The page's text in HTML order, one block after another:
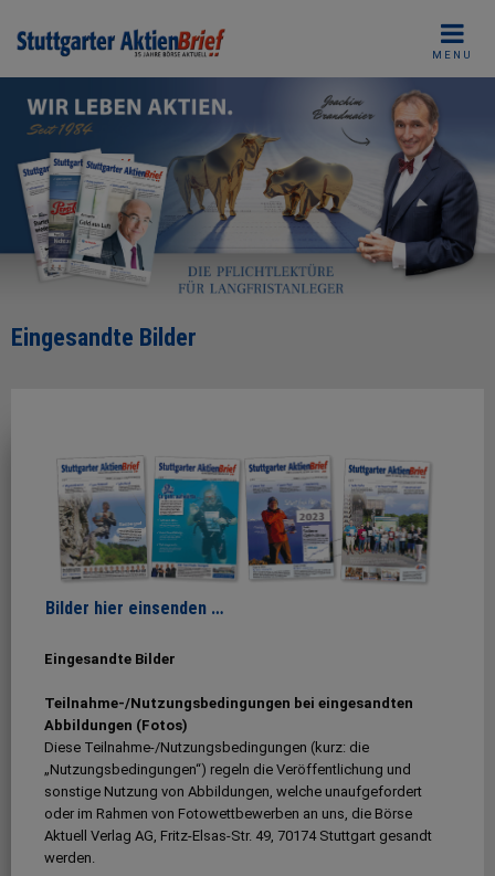
MENU
Eingesandte Bilder
Bilder hier einsenden …
Eingesandte Bilder
Teilnahme-/Nutzungsbedingungen bei eingesandten
Abbildungen (Fotos)
Diese Teilnahme-/Nutzungsbedingungen (kurz: die
„Nutzungsbedingungen“) regeln die Veröffentlichung und
sonstige Nutzung von Abbildungen, welche unaufgefordert
oder im Rahmen von Fotowettbewerben an uns, die Börse
Aktuell Verlag AG, Fritz-Elsas-Str. 49, 70174 Stuttgart gesandt
werden.